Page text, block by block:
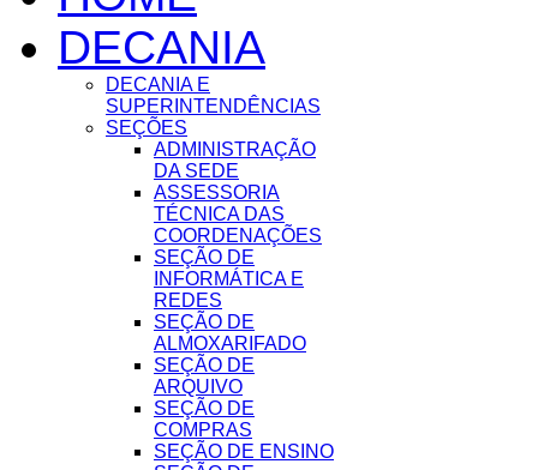
DECANIA
DECANIA E
SUPERINTENDÊNCIAS
SEÇÕES
ADMINISTRAÇÃO
DA SEDE
ASSESSORIA
TÉCNICA DAS
COORDENAÇÕES
SEÇÃO DE
INFORMÁTICA E
REDES
SEÇÃO DE
ALMOXARIFADO
SEÇÃO DE
ARQUIVO
SEÇÃO DE
COMPRAS
SEÇÃO DE ENSINO